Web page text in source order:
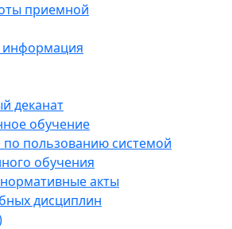
приемной
информация
деканат
обучение
по пользованию системой
обучения
акты
дисциплин